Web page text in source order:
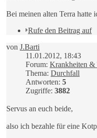
Bei meinen alten Terra hatte
Rufe den Beitrag auf
von J.Barti
11.01.2012, 18:43
Forum: Krankheiten &
Thema: Durchfall
Antworten: 5
Zugriffe: 3882
Servus an euch beide,
also ich bezahle für eine